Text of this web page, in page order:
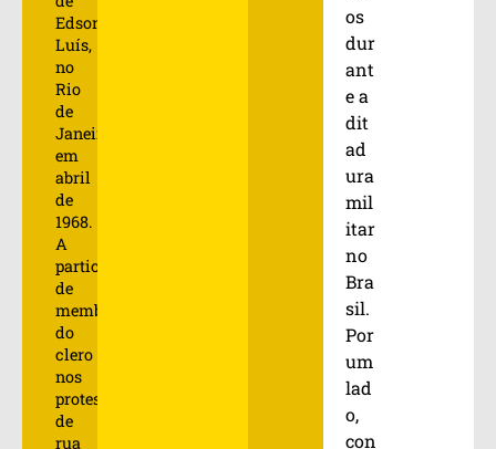
Edson
Luís,
no
Rio
de
Janeiro,
em
abril
de
1968.
A
participação
de
membros
do
clero
nos
protestos
de
rua
os
dur
ant
e a
dit
ad
ura
mil
itar
no
Bra
sil.
Por
um
lad
o,
con